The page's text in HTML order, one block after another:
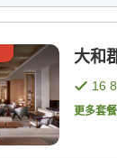
大和
16
更多套